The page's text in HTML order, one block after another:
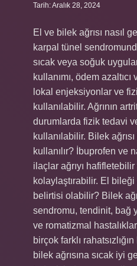
Tarih: Aralık 28, 2024
El ve bilek ağrısı nasıl
karpal tünel
sıcak veya soğuk
kullanımı, ödem
lokal enjeksiyonlar ve
kullanılabilir. Ağrının
durumlarda fizik tedavi
kullanılabilir. Bilek
kullanılır? İbuprofen ve
ilaçlar ağrıyı
kolaylaştırabilir. El bileği
belirtisi olabilir? Bilek
sendromu, tendinit, bağ
ve romatizmal
birçok farklı
bilek ağrısına sıcak iyi